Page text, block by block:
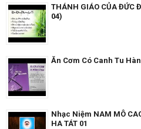
THÁNH GIÁO CỦA ĐỨC
04)
Ăn Cơm Có Canh Tu
Nhạc Niệm NAM MÔ
HA TÁT 01